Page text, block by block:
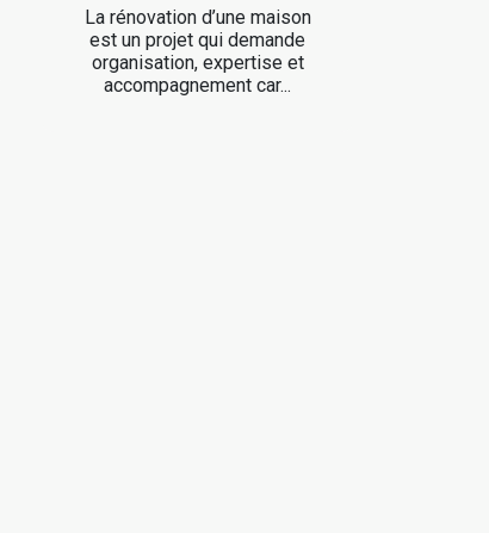
La rénovation d’une maison
est un projet qui demande
organisation, expertise et
accompagnement car...